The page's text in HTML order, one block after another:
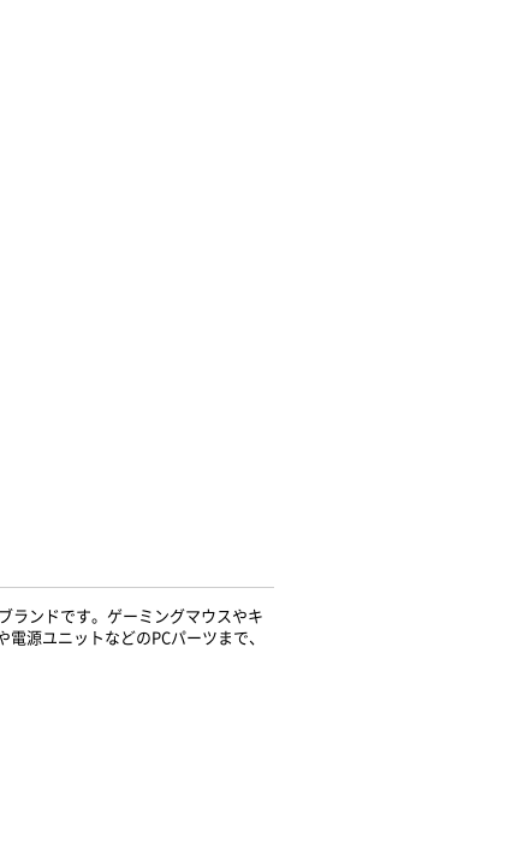
ランドです。ゲーミングマウスやキ
源ユニットなどのPCパーツまで、